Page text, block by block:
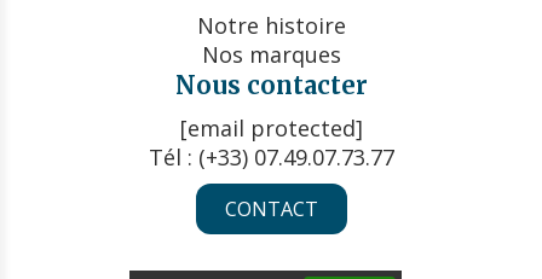
Notre histoire
Nos marques
Nous contacter
[email protected]
Tél : (+33) 07.49.07.73.77
CONTACT